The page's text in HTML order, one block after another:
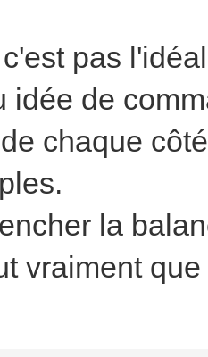
pas
idée de
chaque
la
vraiment